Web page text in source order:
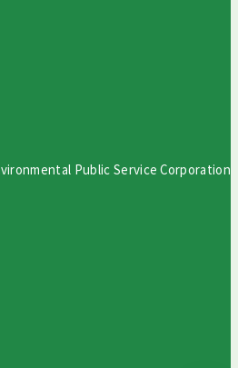
Public Service Corporation